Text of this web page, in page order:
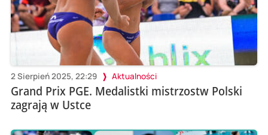
2 Sierpień 2025, 22:29 Aktualności
Grand Prix PGE. Medalistki mistrzostw Polski
zagrają w Ustce